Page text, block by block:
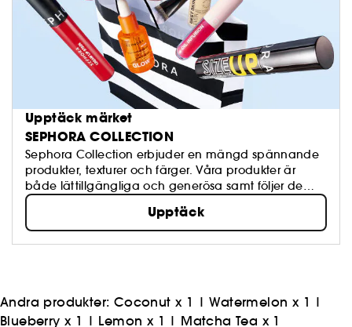
Upptäck märket
SEPHORA COLLECTION
Sephora Collection erbjuder en mängd spännande
produkter, texturer och färger. Våra produkter är
både lättillgängliga och generösa samt följer de
senaste trenderna och står för hög kvalité. Känn dig
fri att skapa och uppdatera din egen look närhelst
du har lust!
Upptäck
Andra produkter: Coconut x 1 |Watermelon x 1 |
Blueberry x 1 | Lemon x 1 | Matcha Tea x 1